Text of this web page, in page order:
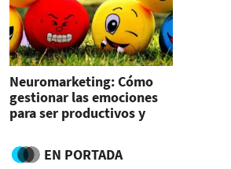
Neuromarketing: Cómo
gestionar las emociones
para ser productivos y
EN PORTADA